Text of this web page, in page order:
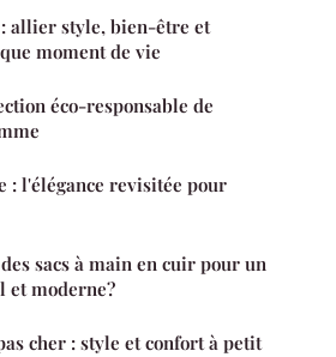
allier style, bien-être et
moment de vie
éco-responsable de
: l'élégance revisitée pour
sacs à main en cuir pour un
et moderne?
cher : style et confort à petit